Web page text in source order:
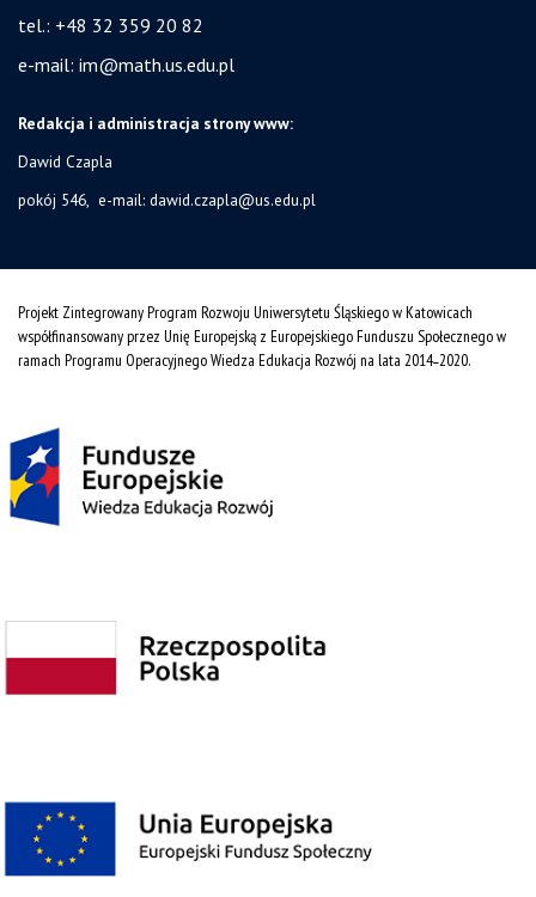
tel.: +48 32 359 20 82
e-mail: im@math.us.edu.pl
Redakcja i administracja strony www:
Dawid Czapla
pokój 546, e-mail: dawid.czapla@us.edu.pl
Projekt Zintegrowany Program Rozwoju Uniwersytetu Śląskiego w Katowicach
współfinansowany przez Unię Europejską z Europejskiego Funduszu Społecznego w
ramach Programu Operacyjnego Wiedza Edukacja Rozwój na lata 2014˗2020.